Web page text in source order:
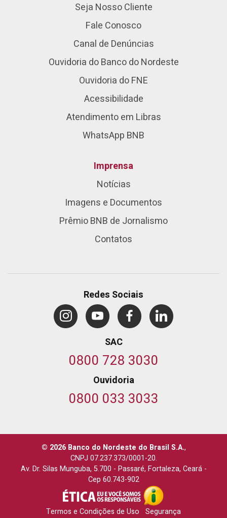
Seja Nosso Cliente
Fale Conosco
Canal de Denúncias
Ouvidoria do Banco do Nordeste
Ouvidoria do FNE
Acessibilidade
Atendimento em Libras
WhatsApp BNB
Imprensa
Notícias
Imagens e Documentos
Prêmio BNB de Jornalismo
Contatos
Redes Sociais
SAC
0800 728 3030
Ouvidoria
0800 033 3033
© 2026 Banco do Nordeste do Brasil S.A.,
CNPJ 07.237.373/0001-20.
Av. Dr. Silas Munguba, 5.700 - Passaré, Fortaleza, Ceará-
Cep 60.743-902
Termos e Condições de Uso
Segurança